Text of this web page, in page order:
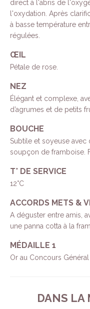
direct à l'abris de
l'oxydation. Après
à basse température
régulées.
ŒIL
Pétale de rose.
NEZ
Élégant et complexe,
d’agrumes et de petits
BOUCHE
Subtile et soyeuse
soupçon de framboise.
T° DE SERVICE
12°C
ACCORDS METS &
A déguster entre amis,
une panna cotta à la
MÉDAILLE 1
Or au Concours
DANS LA